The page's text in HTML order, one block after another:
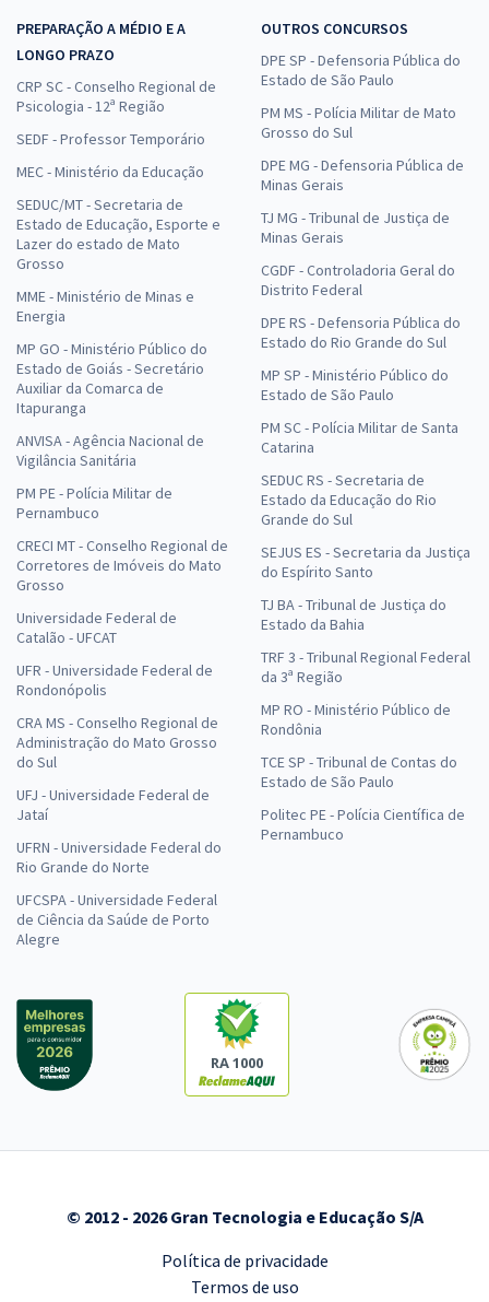
PREPARAÇÃO A MÉDIO E A
LONGO PRAZO
CRP SC - Conselho Regional de
Psicologia - 12ª Região
SEDF - Professor Temporário
MEC - Ministério da Educação
SEDUC/MT - Secretaria de
Estado de Educação, Esporte e
Lazer do estado de Mato
Grosso
MME - Ministério de Minas e
Energia
MP GO - Ministério Público do
Estado de Goiás - Secretário
Auxiliar da Comarca de
Itapuranga
ANVISA - Agência Nacional de
Vigilância Sanitária
PM PE - Polícia Militar de
Pernambuco
CRECI MT - Conselho Regional de
Corretores de Imóveis do Mato
Grosso
Universidade Federal de
Catalão - UFCAT
UFR - Universidade Federal de
Rondonópolis
CRA MS - Conselho Regional de
Administração do Mato Grosso
do Sul
UFJ - Universidade Federal de
Jataí
UFRN - Universidade Federal do
Rio Grande do Norte
UFCSPA - Universidade Federal
de Ciência da Saúde de Porto
Alegre
OUTROS CONCURSOS
DPE SP - Defensoria Pública do
Estado de São Paulo
PM MS - Polícia Militar de Mato
Grosso do Sul
DPE MG - Defensoria Pública de
Minas Gerais
TJ MG - Tribunal de Justiça de
Minas Gerais
CGDF - Controladoria Geral do
Distrito Federal
DPE RS - Defensoria Pública do
Estado do Rio Grande do Sul
MP SP - Ministério Público do
Estado de São Paulo
PM SC - Polícia Militar de Santa
Catarina
SEDUC RS - Secretaria de
Estado da Educação do Rio
Grande do Sul
SEJUS ES - Secretaria da Justiça
do Espírito Santo
TJ BA - Tribunal de Justiça do
Estado da Bahia
TRF 3 - Tribunal Regional Federal
da 3ª Região
MP RO - Ministério Público de
Rondônia
TCE SP - Tribunal de Contas do
Estado de São Paulo
Politec PE - Polícia Científica de
Pernambuco
RA 1000
© 2012 - 2026 Gran Tecnologia e Educação S/A
Política de privacidade
Termos de uso